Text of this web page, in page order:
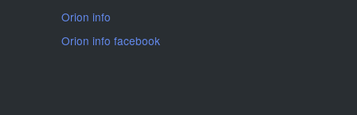
Orion info
Orion info facebook